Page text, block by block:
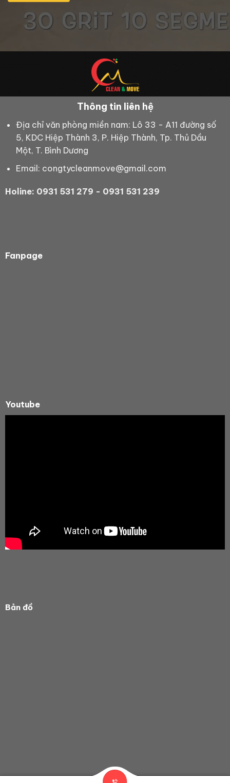
Thông tin liên hệ
Địa chỉ văn phòng miền nam: Lô 33 - A11 đường số
5, KDC Hiệp Thành 3, P. Hiệp Thành, Tp. Thủ Dầu
Một, T. Bình Dương
Email: congtycleanmove@gmail.com
Holine: 0931 531 279 - 0931 531 239
Fanpage
Youtube
Bản đồ